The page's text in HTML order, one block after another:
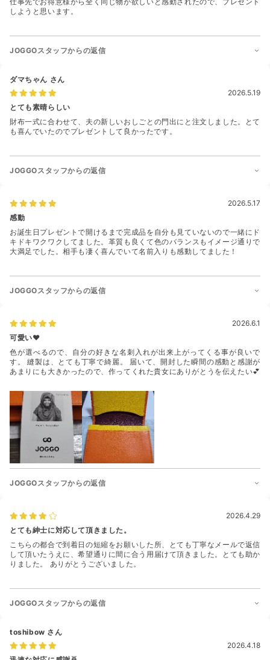
しようと思います。
JOGGOスタッフからの返信
ダマちゃん さん
2026.5.19
とても素晴らしい
財布一式に合わせて、夫の新しいおしごとの門出にと注文しました。とて
も喜んでいたのでプレゼントして良かったです。
JOGGOスタッフからの返信
2026.5.17
感動
お誕生日プレゼントで開けるまで完成品を自分も見ていないので一緒にド
キドキワクワクしてました。革質も良くて色のバランスもイメージ通りで
大満足でした。相手も凄く喜んでいて名前入りも感動してました！
JOGGOスタッフからの返信
2026.6.1
可愛い❤️
色が選べるので、自分の好きな名刺入れが出来上がってくる事が良いで
す。 縫製は、とても丁寧で綺麗。 届いて、開封した瞬間の感動と感謝が
あまりにも大きかったので、作ってくれた貴女にありがとうを伝えたい💕
JOGGOスタッフからの返信
2026.4.29
とても紳士に対応して頂きました。
こちらの都合で到着日の短縮をお願いした所、とても丁寧なメールで返信
して頂いたうえに、希望通りに間に合う用届けて頂きました。とても助か
りました。 ありがとうございました。
JOGGOスタッフからの返信
toshibow さん
2026.4.18